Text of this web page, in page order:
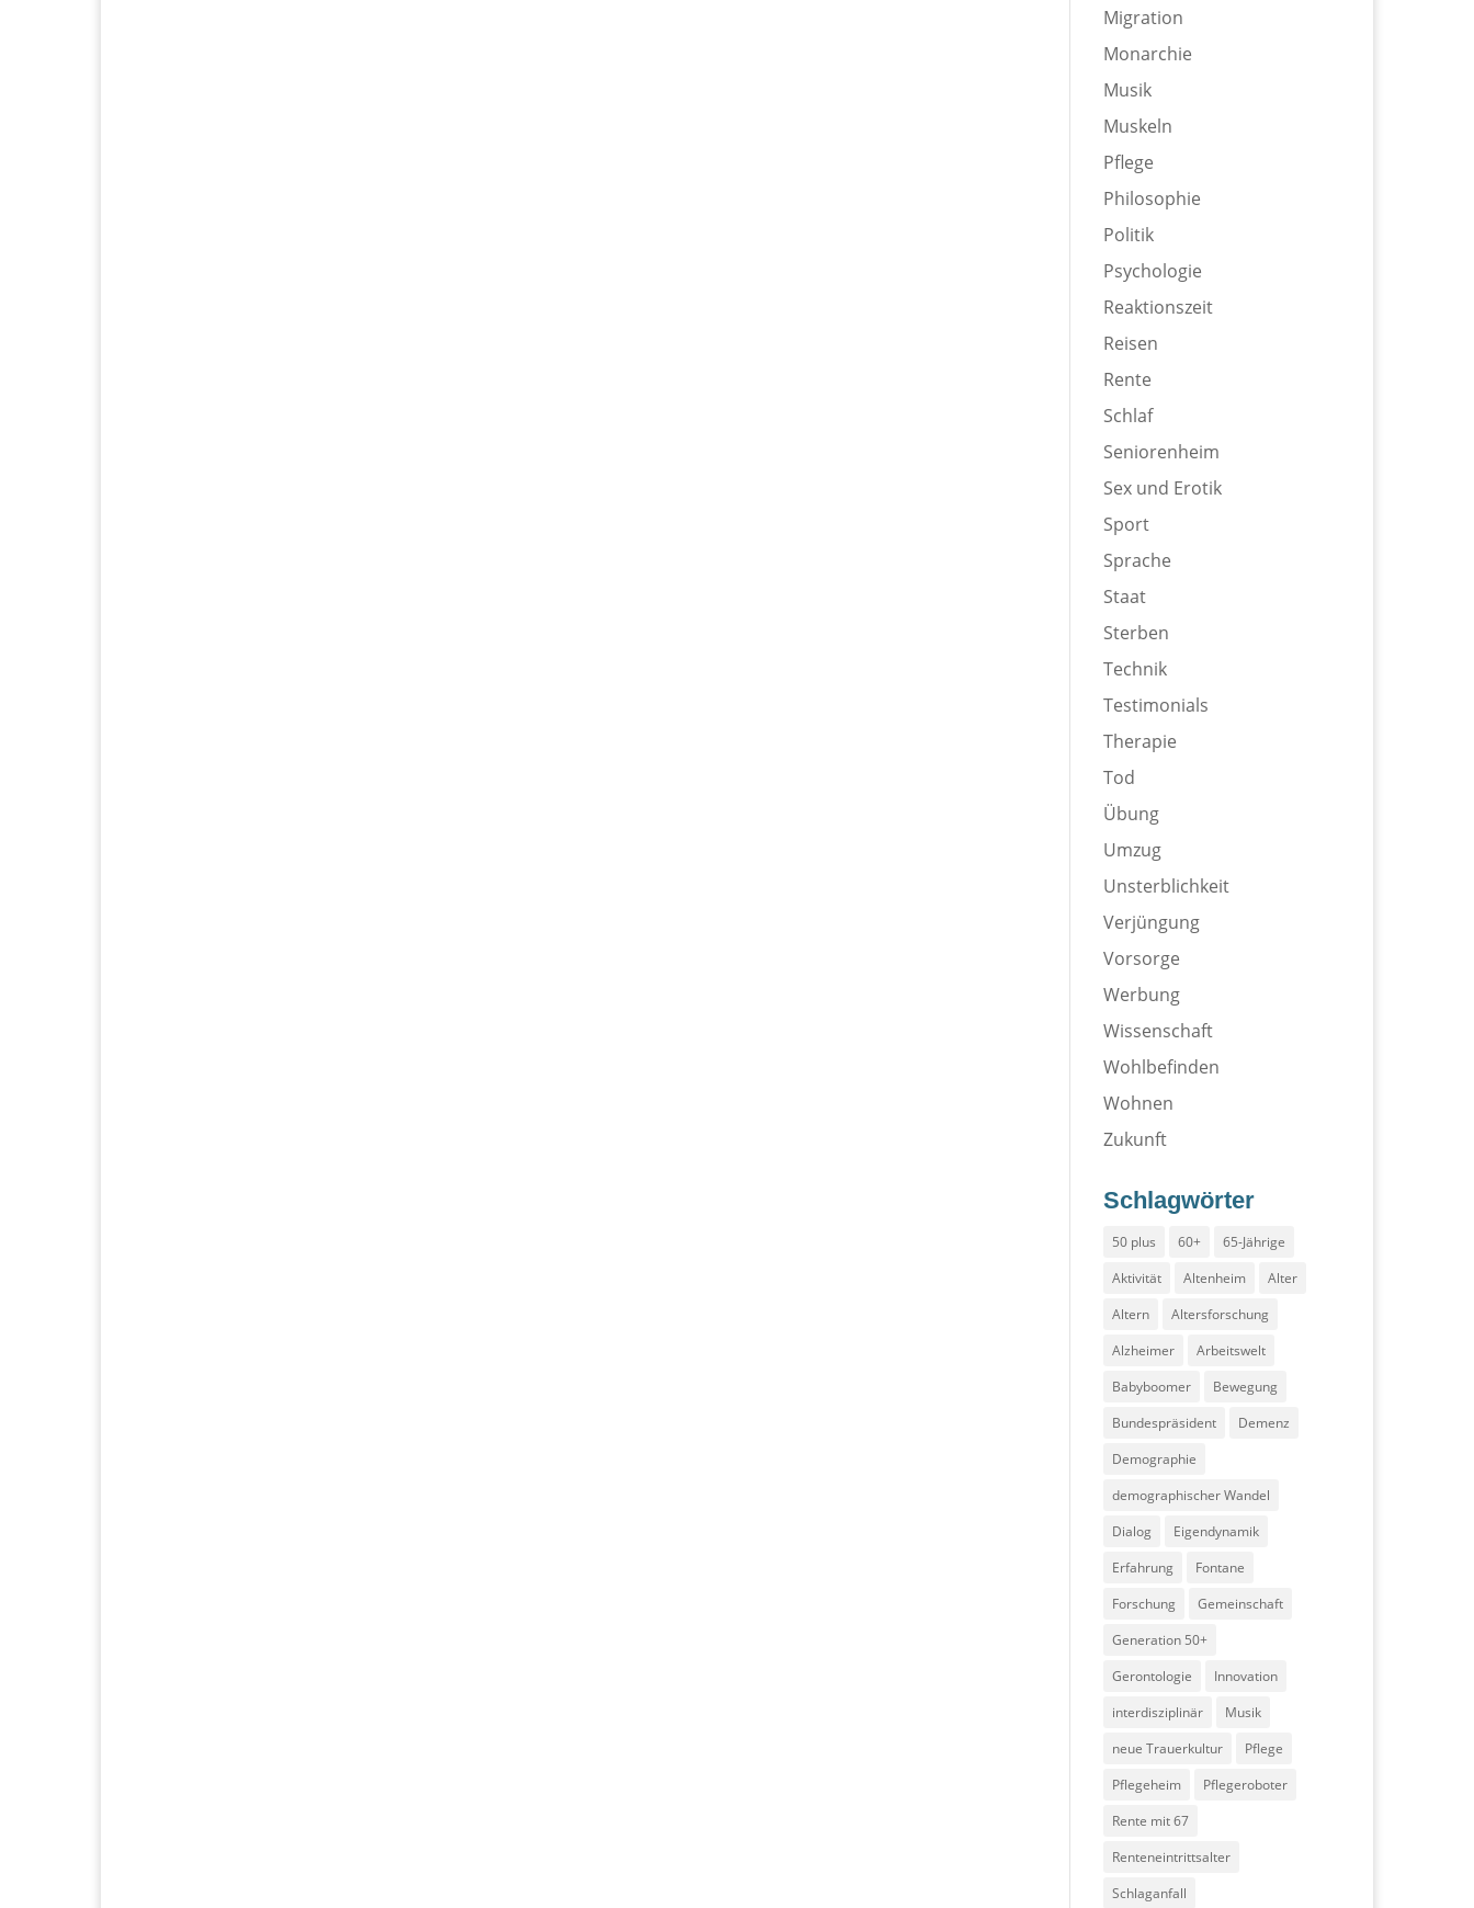
Migration
Monarchie
Musik
Muskeln
Pflege
Philosophie
Politik
Psychologie
Reaktionszeit
Reisen
Rente
Schlaf
Seniorenheim
Sex und Erotik
Sport
Sprache
Staat
Sterben
Technik
Testimonials
Therapie
Tod
Übung
Umzug
Unsterblichkeit
Verjüngung
Vorsorge
Werbung
Wissenschaft
Wohlbefinden
Wohnen
Zukunft
Schlagwörter
50 plus 60+
65-Jährige
Aktivität
Altenheim
Alter
Altern
Altersforschung
Alzheimer
Arbeitswelt
Babyboomer
Bewegung
Bundespräsident
Demenz
Demographie
demographischer Wandel
Dialog
Eigendynamik
Erfahrung
Fontane
Forschung
Gemeinschaft
Generation 50+
Gerontologie
Innovation
interdisziplinär
Musik
neue Trauerkultur
Pflege
Pflegeheim
Pflegeroboter
Rente mit 67
Renteneintrittsalter
Schlaganfall